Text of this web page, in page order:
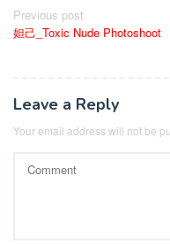
Post
navigation
Previous post
妲己_Toxic Nude Photoshoot
Leave a Reply
Your email address will not be